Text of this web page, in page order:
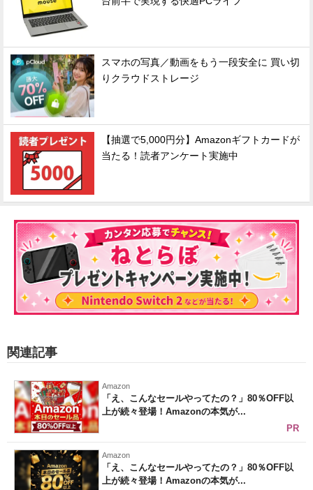
スマホの写真／動画をもう一段安全に 買い切
りクラウドストレージ
【抽選で5,000円分】Amazonギフトカードが
当たる！読者アンケート実施中
関連記事
Amazon
「え、こんなセールやってたの？」80％OFF以
上が続々登場！Amazonの本気が...
PR
Amazon
「え、こんなセールやってたの？」80％OFF以
上が続々登場！Amazonの本気が...